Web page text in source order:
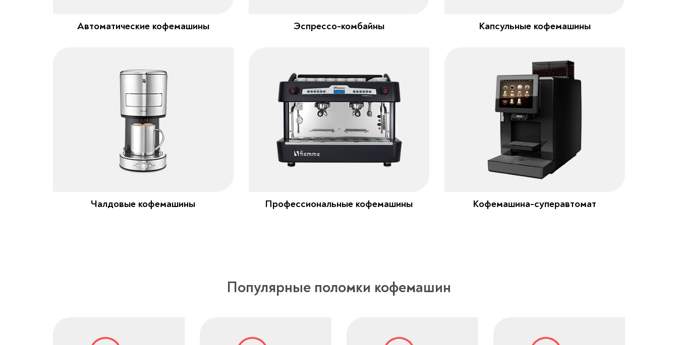
Автоматические кофемашины Эспрессо-комбайны Капсульные кофемашины
Чалдовые кофемашины Профессиональные кофемашины Кофемашина-суперавтомат
Популярные поломки кофемашин